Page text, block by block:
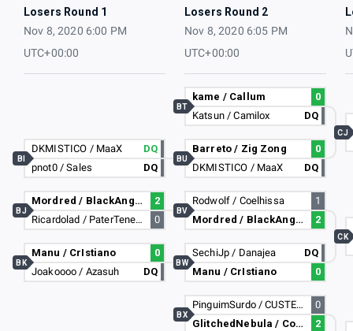
Losers Round 1
Nov 8, 2020 6:00 PM
UTC+00:00
Losers Round 2
Nov 8, 2020 6:05 PM
UTC+00:00
DKMISTICO / MaaX
DQ
pnot0 / Sales
DQ
BI
Mordred / BlackAngelZ
2
Ricardolad / PaterTenebrarum
0
BJ
Manu / CrIstiano
0
Joakoooo / Azasuh
DQ
BK
kame / Callum
0
Katsun / Camilox
DQ
BT
Barreto / Zig Zong
0
DKMISTICO / MaaX
DQ
BU
Rodwolf / Coelhissa
1
Mordred / BlackAngelZ
2
BV
SechiJp / Danajea
DQ
Manu / CrIstiano
0
BW
PinguimSurdo / CUSTELA
0
GlitchedNebula / Code-AlvaritoAfu
2
BX
CJ
CK